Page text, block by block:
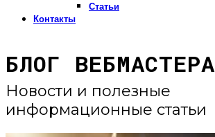
Статьи
Контакты
БЛОГ ВЕБМАСТЕРА
Новости и полезные
информационные статьи